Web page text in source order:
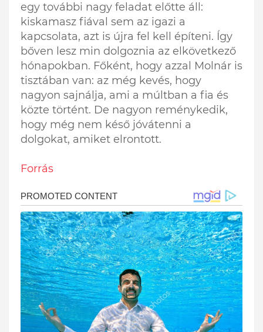
egy további nagy feladat előtte áll:
kiskamasz fiával sem az igazi a
kapcsolata, azt is újra fel kell építeni. Így
bőven lesz min dolgoznia az elkövetkező
hónapokban. Főként, hogy azzal Molnár is
tisztában van: az még kevés, hogy
nagyon sajnálja, ami a múltban a fia és
közte történt. De nagyon reménykedik,
hogy még nem késő jóvátenni a
dolgokat, amiket elrontott.
Forrás